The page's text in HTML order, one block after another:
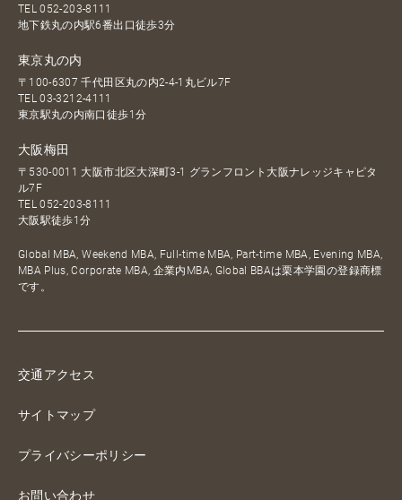
TEL052-203-8111
地下鉄丸の内駅6番出口徒歩3分
東京丸の内
〒100-6307 千代田区丸の内2-4-1丸ビル7F
TEL03-3212-4111
東京駅丸の内南口徒歩1分
大阪梅田
〒530-0011 大阪市北区大深町3-1 グランフロント大阪ナレッジキャピタ
ル7F
TEL052-203-8111
大阪駅徒歩1分
Global MBA, Weekend MBA, Full-time MBA, Part-time MBA, Evening MBA,
MBA Plus, Corporate MBA, 企業内MBA, Global BBAは栗本学園の登録商標
です。
交通アクセス
サイトマップ
プライバシーポリシー
お問い合わせ